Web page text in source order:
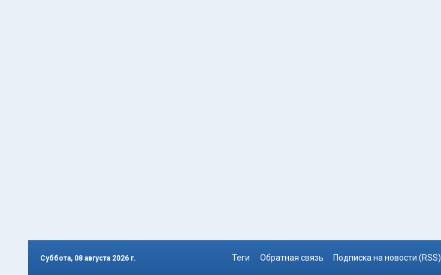
Суббота, 08 августа 2026 г. Теги Обратная связь Подписка на новости (RSS)